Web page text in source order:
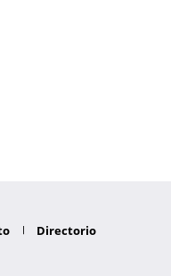
Directorio